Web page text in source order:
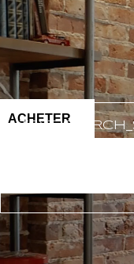
ACHETER